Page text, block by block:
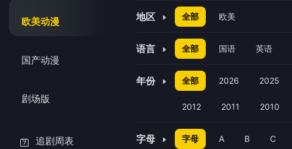
欧美动漫
国产动漫
剧场版
追剧周表
地区 全部 欧美
语言 全部 国语 英语
年份 全部 2026 2025
2012 2011 2010
字母 字母 A B C